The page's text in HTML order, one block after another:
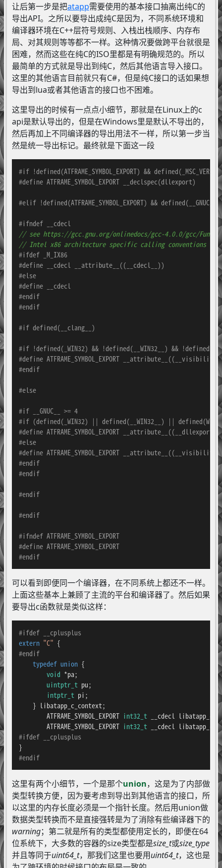
让后第一步是把atapp需要使用的基本接口抽离出纯C的
导出API。之所以要导出成纯C是因为，不同系统环境和
编译器环境在C++层符号规则、入栈出栈顺序、内存布
局、对其规则等等都不一样。这种情况要做跨平台就很是
困难，然而这些在纯C的ISO里都是有明确规范的。所以
最简单的方式就是导出到纯C，然后其他语言导入接口。
这里的其他语言目前就只有C#，但是纯C接口的话如果想
导出到lua或者其他语言的接口也不困难。
这里导出的时候有一点点小细节，那就是在Linux上的c
api是默认导出的，但是在Windows里是默认不导出的，
然后再加上不同编译器的导出用法不一样，所以第一步当
然是统一导出标记。最终就是下面这一段
#if !defined(ATFRAME_SYMBOL_EXPORT) && defined(_MSC_VER)
#define ATFRAME_SYMBOL_EXPORT __declspec(dllexport)
#elif !defined(ATFRAME_SYMBOL_EXPORT) && defined(__GNUC__)
#ifndef __cdecl
// see https://gcc.gnu.org/onlinedocs/gcc-4.0.0/gcc/
// Intel x86 architecture specific calling conventions
#ifdef _M_IX86
#define __cdecl __attribute__((__cdecl__))
#else
#define __cdecl
#endif
#endif
#if defined(__clang__)
#if !defined(_WIN32) && !defined(__WIN32__) &&
#define ATFRAME_SYMBOL_EXPORT
#endif
#else
#if __GNUC__ >= 4
#if (defined(_WIN32) || defined(__WIN32__) ||
#define ATFRAME_SYMBOL_EXPORT
#else
#define ATFRAME_SYMBOL_EXPORT
#endif
#endif
#endif
#endif
#ifndef ATFRAME_SYMBOL_EXPORT
#define ATFRAME_SYMBOL_EXPORT
#endif
可以看到即便同一个编译器，在不同系统上都还不一样。
上面这些基本上兼顾了主流的平台和编译器了。然后如果
要导出c函数就是类似这样：
#ifdef __cplusplus
extern "C"
#endif
typedef union {
void *pa;
uintptr_t pu;
intptr_t pi;
    } libatapp_c_context;
ATFRAME_SYMBOL_EXPORT int32_t __cdecl
ATFRAME_SYMBOL_EXPORT int32_t __cdecl
#ifdef __cplusplus
#endif
这里有两个小细节，一个是那个union，这是为了内部做
类型转换方便，因为要考虑到导出到其他语言的接口，所
以这里的内存长度必须是一个指针长度。然后用union做
数据类型转换而不是直接强转是为了消除有些编译器下的
warning；第二就是所有的类型都使用定长的，即便在64
位系统下，大多数的容器的size类型都是size_t或size_type
并且等同于uint64_t，那我们这里也要用uint64_t，这也是